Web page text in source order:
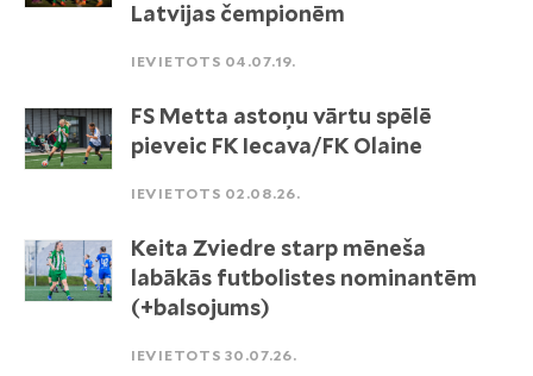
Latvijas čempionēm
IEVIETOTS 04.07.19.
FS Metta astoņu vārtu spēlē
pieveic FK Iecava/FK Olaine
IEVIETOTS 02.08.26.
Keita Zviedre starp mēneša
labākās futbolistes nominantēm
(+balsojums)
IEVIETOTS 30.07.26.